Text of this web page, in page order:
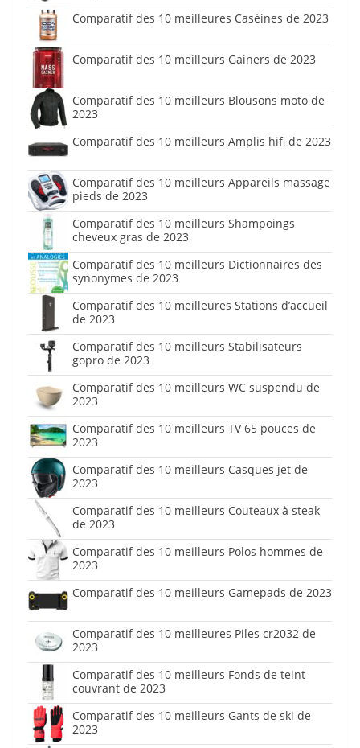
Comparatif des 10 meilleures Caséines de 2023
Comparatif des 10 meilleurs Gainers de 2023
Comparatif des 10 meilleurs Blousons moto de
2023
Comparatif des 10 meilleurs Amplis hifi de 2023
Comparatif des 10 meilleurs Appareils massage
pieds de 2023
Comparatif des 10 meilleurs Shampoings
cheveux gras de 2023
Comparatif des 10 meilleurs Dictionnaires des
synonymes de 2023
Comparatif des 10 meilleures Stations d’accueil
de 2023
Comparatif des 10 meilleurs Stabilisateurs
gopro de 2023
Comparatif des 10 meilleurs WC suspendu de
2023
Comparatif des 10 meilleurs TV 65 pouces de
2023
Comparatif des 10 meilleurs Casques jet de
2023
Comparatif des 10 meilleurs Couteaux à steak
de 2023
Comparatif des 10 meilleurs Polos hommes de
2023
Comparatif des 10 meilleurs Gamepads de 2023
Comparatif des 10 meilleures Piles cr2032 de
2023
Comparatif des 10 meilleurs Fonds de teint
couvrant de 2023
Comparatif des 10 meilleurs Gants de ski de
2023